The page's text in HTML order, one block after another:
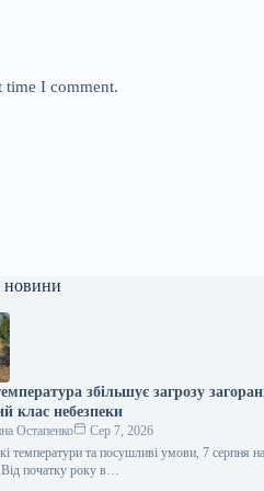
time I comment.
новини
збільшує загрозу
клас небезпеки
Остапенко
Сер 7, 2026
температури та посушливі умови, 7 серпня
Від початку року в…